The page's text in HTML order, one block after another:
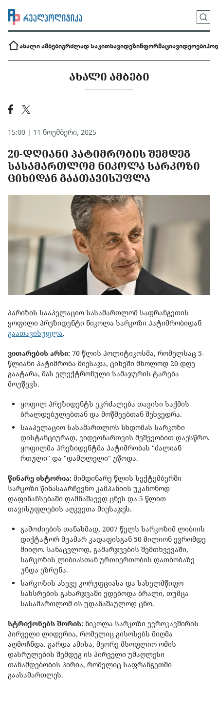
ახალი ამბებიგრძლად საკითხავიდეზინფორმაციავიდეოები
ᲐᲮᲐᲚᲘ ᲐᲛᲑᲔᲑᲘ
15:00 | 11 ნოემბერი, 2025
20-ᲓᲦᲘᲐᲜᲘ ᲞᲐᲢᲘᲛᲠᲝᲑᲘᲡ ᲨᲔᲛᲓᲔᲒ
ᲡᲐᲡᲐᲛᲐᲠᲗᲚᲝᲛ ᲜᲘᲙᲝᲚᲐ ᲡᲐᲠᲙᲝᲖᲘ
ᲪᲘᲮᲘᲓᲐᲜ ᲒᲐᲐᲗᲐᲕᲘᲡᲣᲤᲚᲐ
პარიზის სააპელაციო სასამართლომ საფრანგეთის
ყოფილი პრეზიდენტი ნიკოლა სარკოზი პატიმრობიდან
გაათავისუფლა.
ვითარების არსი: 70 წლის პოლიტიკოსმა, რომელსაც 5-
წლიანი პატიმრობა მიესაჯა, ციხეში მხოლოდ 20 დღე
გაატარა, მას ელექტრონული სამაჯურის ტარება
მოუწევს.
ყოფილ პრეზიდენტს ეკრძალება თავისი საქმის
ბრალდებულებთან და მოწმეებთან შეხვედრა.
სააპელაციო სასამართლოს სხდომას სარკოზი
დისტანციურად, ვიდეოჩართვის მეშვეობით დაესწრო.
ყოფილმა პრეზიდენტმა პატიმრობას "ძალიან
რთული" და "დამღლელი" უწოდა.
წინარე ისტორია: მიმდინარე წლის სექტემბერში
სარკოზი წინასაარჩევნო კამპანიის უკანონოდ
დაფინანსებაში დამნაშავედ ცნეს და 5 წლით
თავისუფლების აღკვეთა მიუსაჯეს.
გამოძიების თანახმად, 2007 წელს სარკოზიმ ლიბიის
დიქტატორ მუამარ კადაფისგან 50 მილიონ ევრომდე
მიიღო. სანაცვლოდ, გამარჯვების შემთხვევაში,
სარკოზის ლიბიასთან ურთიერთობის დათბობაზე
უნდა ეზრუნა.
სარკოზის ასევე კორუფციასა და სახელმწიფო
სახსრების გახარჯვაში ედებოდა ბრალი, თუმცა
სასამართლომ ის უდანაშაულოდ ცნო.
სტრიქონებს შორის: ნიკოლა სარკოზი ევროკავშირის
პირველი ლიდერია, რომელიც გისოსებს მიღმა
აღმოჩნდა. გარდა ამისა, მეორე მსოფლიო ომის
დასრულების შემდეგ ის პირველი უმაღლესი
თანამდებობის პირია, რომელიც საფრანგეთში
გაასამართლეს.